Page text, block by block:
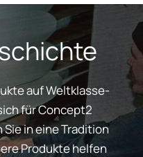
auf Weltklasse-
für Concept2
in eine Tradition
Produkte helfen